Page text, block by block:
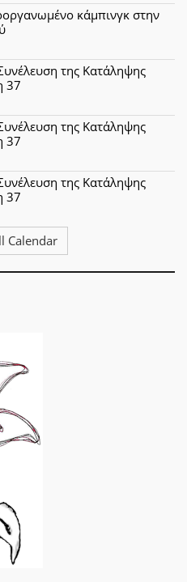
κάμπινγκ στην
της Κατάληψης
37
της Κατάληψης
37
της Κατάληψης
37
Calendar